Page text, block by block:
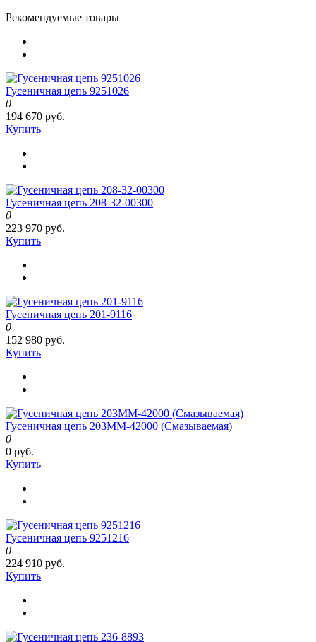
Рекомендуемые товары
Гусеничная цепь 9251026
0
194 670 руб.
Купить
Гусеничная цепь 208-32-00300
0
223 970 руб.
Купить
Гусеничная цепь 201-9116
0
152 980 руб.
Купить
Гусеничная цепь 203MM-42000 (Смазываемая)
0
0 руб.
Купить
Гусеничная цепь 9251216
0
224 910 руб.
Купить